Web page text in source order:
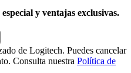
y ventajas exclusivas.
de Logitech. Puedes cancelar
Consulta nuestra Política de